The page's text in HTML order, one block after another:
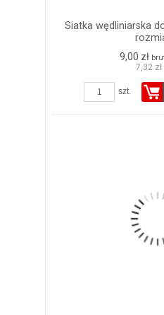
Siatka wędliniarska
9,00 zł
7,32 zł
szt.